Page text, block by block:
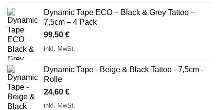
Dynamic Tape ECO – Black & Grey Tattoo –
7,5cm – 4 Pack
99,50 €
inkl. MwSt.
Dynamic Tape - Beige & Black Tattoo - 7,5cm -
Rolle
24,60 €
inkl. MwSt.